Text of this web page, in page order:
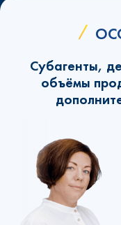
Субагенты,
объёмы